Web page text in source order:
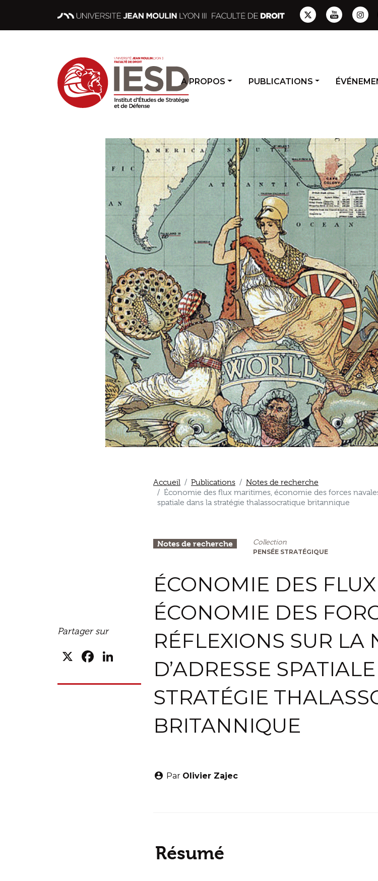
A PROPOS PUBLICATIONS
Partager sur
X Facebook
LinkedIn
Accueil Publications
Notes de recherche
Économie des flux maritimes, économie des forces
spatiale dans la stratégie thalassocratique britannique
Notes de recherche Collection
PENSÉE STRATÉGIQUE
ÉCONOMIE DES
ÉCONOMIE DES
RÉFLEXIONS SUR LA
D’ADRESSE
STRATÉGIE
BRITANNIQUE
Par Olivier Zajec
Résumé